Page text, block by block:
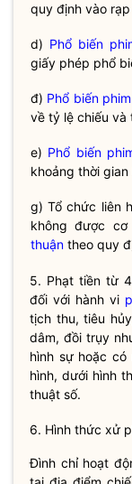
quy định vào
d) Phổ biến
giấy phép phổ
đ) Phổ biến phim
về tỷ lệ chiếu và
e) Phổ biến
khoảng thời
g)Tổ chức liên
không được
thuận theo quy
5. Phạt tiền từ
đối với hành vi
tịch thu, tiêu
dâm, đồi trụy
hình sự hoặc
hình, dưới hình
thuật số.
6. Hình thức xử
Đình chỉ hoạt